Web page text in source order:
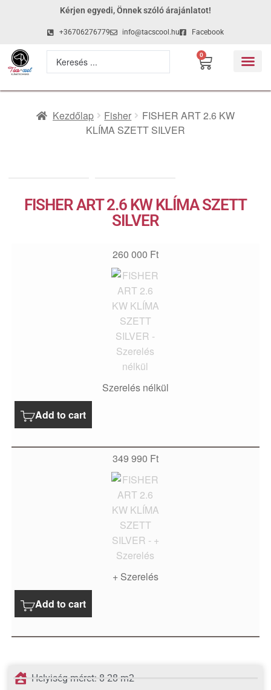
Kérjen egyedi, Önnek szóló árajánlatot!
+36706276779 info@tacscool.hu Facebook
0
Kezdőlap Fisher
FISHER ART 2.6 KW
KLÍMA SZETT SILVER
FISHER ART 2.6 KW KLÍMA SZETT
SILVER
260 000 Ft
Szerelés nélkül
Add to cart
349 990 Ft
+ Szerelés
Add to cart
Helyiség méret: 8-28 m2